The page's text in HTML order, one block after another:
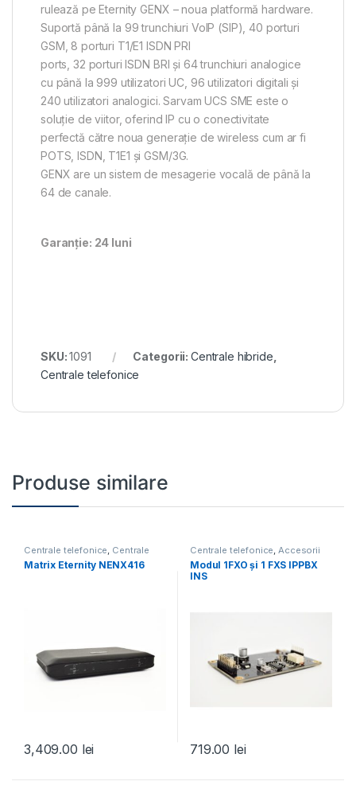
rulează pe Eternity GENX – noua platformă hardware.
Suportă până la 99 trunchiuri VoIP (SIP), 40 porturi
GSM, 8 porturi T1/E1 ISDN PRI
ports, 32 porturi ISDN BRI și 64 trunchiuri analogice
cu până la 999 utilizatori UC, 96 utilizatori digitali și
240 utilizatori analogici. Sarvam UCS SME este o
soluție de viitor, oferind IP cu o conectivitate
perfectă către noua generație de wireless cum ar fi
POTS, ISDN, T1E1 și GSM/3G.
GENX are un sistem de mesagerie vocală de până la
64 de canale.
Garanție: 24 luni
SKU:1091 Categorii: Centrale hibride
Centrale telefonice
Produse similare
Centrale telefonice, Centrale
hibride
Matrix Eternity NENX416
3,409.00 lei
Centrale telefonice,Accesorii
centrale telefonice
Modul 1FXO și 1 FXS IPPBX
INS
719.00 lei